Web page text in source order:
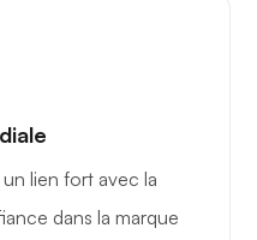
lien fort avec la
dans la marque